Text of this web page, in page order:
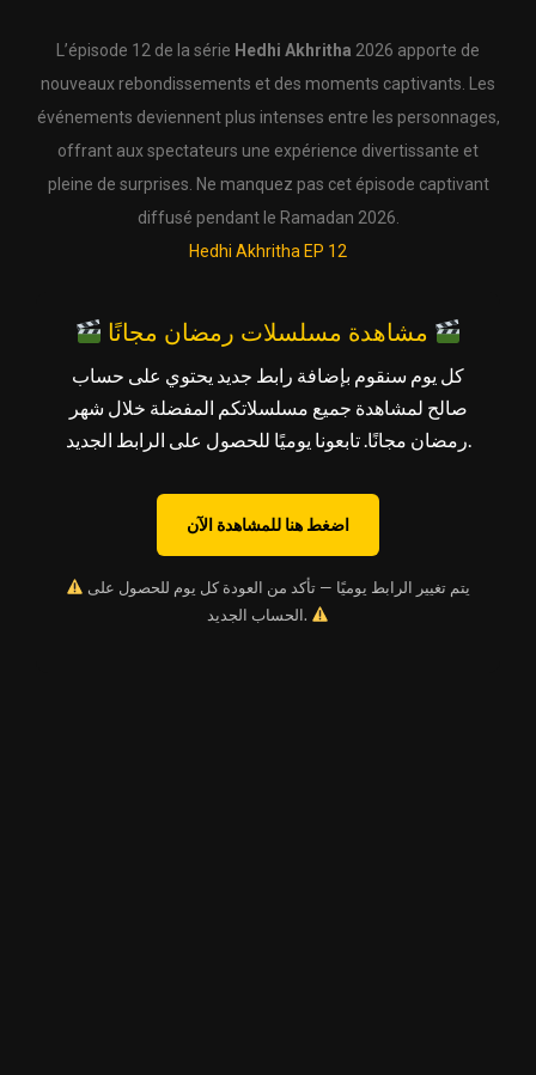
L’épisode 12 de la série Hedhi Akhritha 2026 apporte de
nouveaux rebondissements et des moments captivants. Les
événements deviennent plus intenses entre les personnages,
offrant aux spectateurs une expérience divertissante et
pleine de surprises. Ne manquez pas cet épisode captivant
diffusé pendant le Ramadan 2026.
Hedhi Akhritha EP 12
كل يوم سنقوم بإضافة رابط جديد يحتوي على حساب
صالح لمشاهدة جميع مسلسلاتكم المفضلة خلال شهر
رمضان مجانًا. تابعونا يوميًا للحصول على الرابط الجديد.
اضغط هنا للمشاهدة الآن
الحساب الجديد.